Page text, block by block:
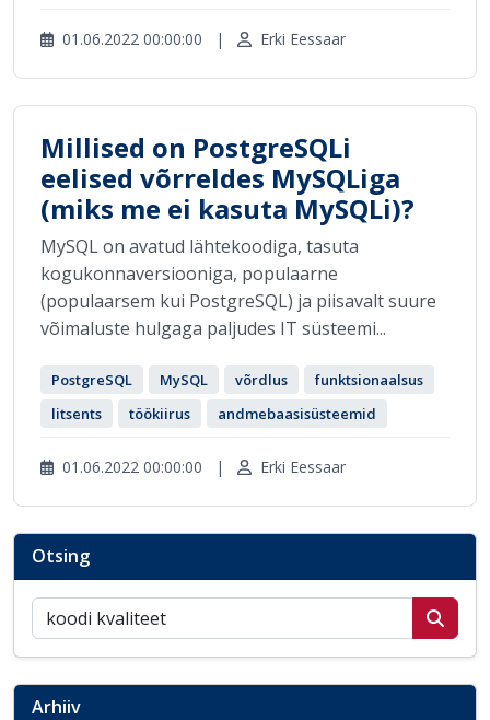
01.06.2022 00:00:00 | Erki Eessaar
Millised on PostgreSQLi
eelised võrreldes MySQLiga
(miks me ei kasuta MySQLi)?
MySQL on avatud lähtekoodiga, tasuta
kogukonnaversiooniga, populaarne
(populaarsem kui PostgreSQL) ja piisavalt suure
võimaluste hulgaga paljudes IT süsteemi...
PostgreSQL MySQL võrdlus
funktsionaalsus
litsents
töökiirus andmebaasisüsteemid
01.06.2022 00:00:00 | Erki Eessaar
Otsing
Otsi postitusi
Arhiiv